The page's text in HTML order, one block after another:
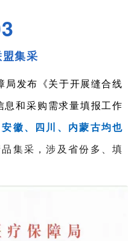
集采
发布《关于开展缝合线
和采购需求量填报工作
徽、四川、内蒙古均也
集采，涉及省份多、填